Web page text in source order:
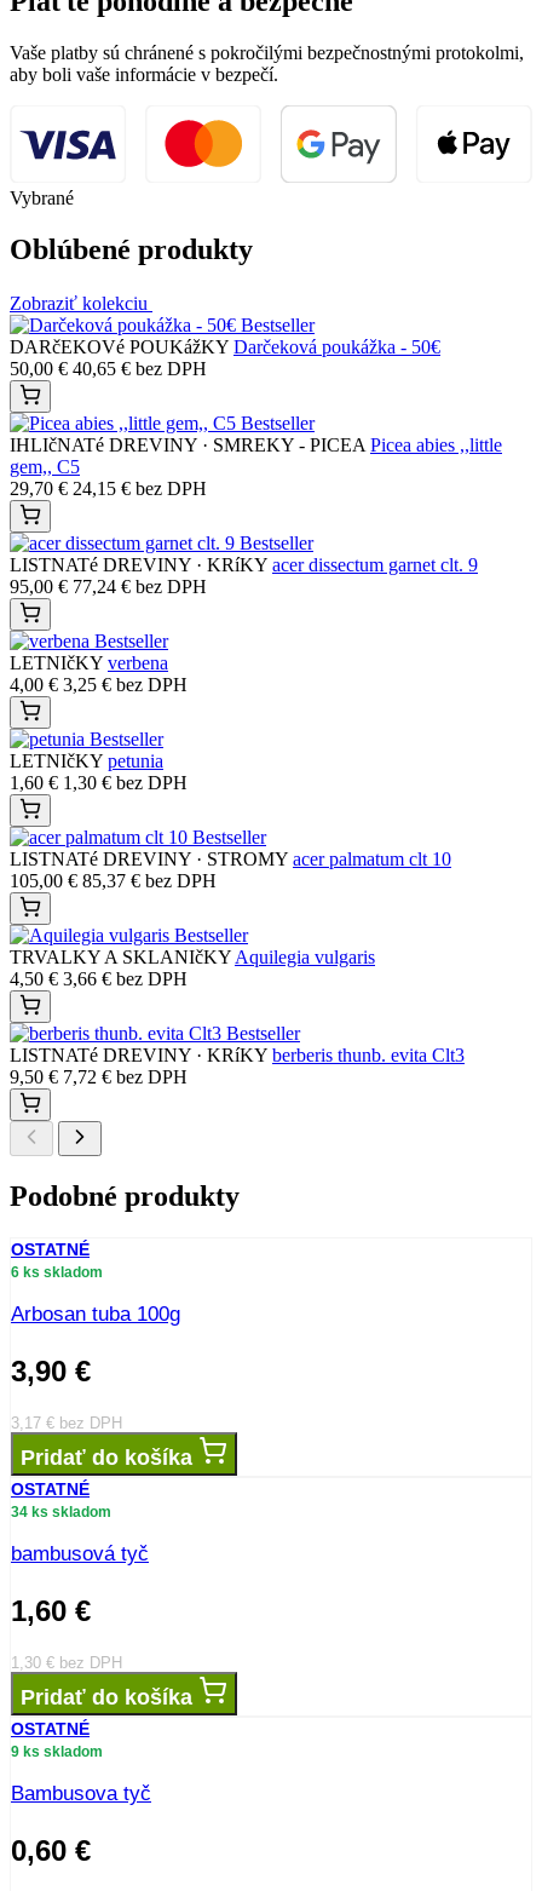
Vaše platby sú chránené s pokročilými bezpečnostnými protokolmi,
aby boli vaše informácie v bezpečí.
Vybrané
Oblúbené produkty
Zobraziť kolekciu
Bestseller
DARčEKOVé POUKážKY Darčeková poukážka - 50€
50,00 € 40,65 € bez DPH
Bestseller
IHLIčNATé DREVINY · SMREKY - PICEA Picea abies ,,little
gem,, C5
29,70 € 24,15 € bez DPH
Bestseller
LISTNATé DREVINY · KRíKY acer dissectum garnet clt. 9
95,00 € 77,24 € bez DPH
Bestseller
LETNIčKY verbena
4,00 € 3,25 € bez DPH
Bestseller
LETNIčKY petunia
1,60 € 1,30 € bez DPH
Bestseller
LISTNATé DREVINY · STROMY acer palmatum clt 10
105,00 € 85,37 € bez DPH
Bestseller
TRVALKY A SKLANIčKY Aquilegia vulgaris
4,50 € 3,66 € bez DPH
Bestseller
LISTNATé DREVINY · KRíKY berberis thunb. evita Clt3
9,50 € 7,72 € bez DPH
Podobné produkty
OSTATNÉ
6 ks skladom
Arbosan tuba 100g
3,90 €
3,17 € bez DPH
Pridať do košíka
OSTATNÉ
34 ks skladom
bambusová tyč
1,60 €
1,30 € bez DPH
Pridať do košíka
OSTATNÉ
9 ks skladom
Bambusova tyč
0,60 €